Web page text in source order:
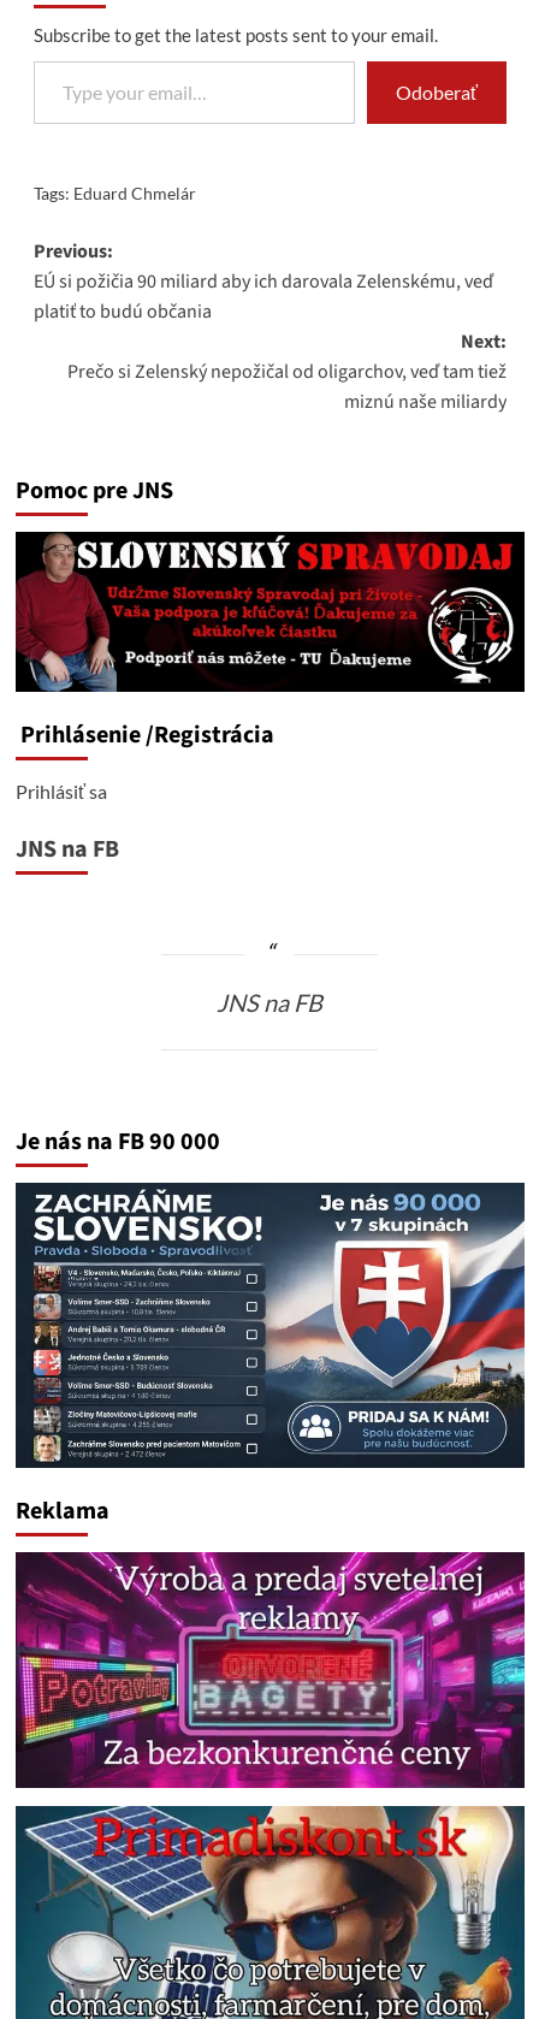
Subscribe to get the latest posts sent to your email.
Type your email…
Odoberať
Tags: Eduard Chmelár
Post
navigation
Previous:
EÚ si požičia 90 miliard aby ich darovala Zelenskému, veď
platiť to budú občania
Next:
Prečo si Zelenský nepožičal od oligarchov, veď tam tiež
miznú naše miliardy
Pomoc pre JNS
Prihlásenie/Registrácia
Prihlásiť sa
JNS na FB
JNS na FB
Je nás na FB 90 000
Reklama